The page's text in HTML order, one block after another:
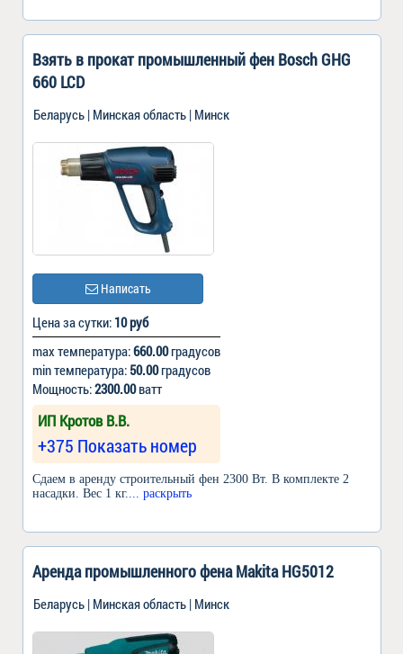
Взять в прокат промышленный фен Bosch GHG
660 LCD
Беларусь | Минская область | Минск
Написать
Цена за сутки: 10 руб
max температура:660.00градусов
min температура: 50.00градусов
Мощность:2300.00ватт
ИП Кротов В.В.
+375 Показать номер
Сдаем в аренду строительный фен 2300 Вт. В комплекте 2
насадки. Вес 1 кг.
... раскрыть
Аренда промышленного фена Makita HG5012
Беларусь | Минская область | Минск